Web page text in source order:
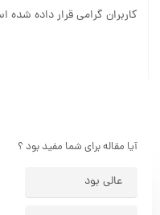
کاربران گرامی قرار داده شده
آیا مقاله برای شما مفید بود ؟
عالی بود